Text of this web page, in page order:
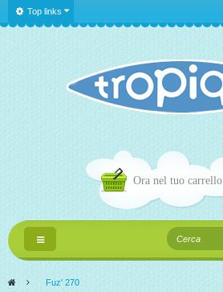
Top links
Ora nel tuo carrello
Navigazione
Toggle
> Fuz' 270